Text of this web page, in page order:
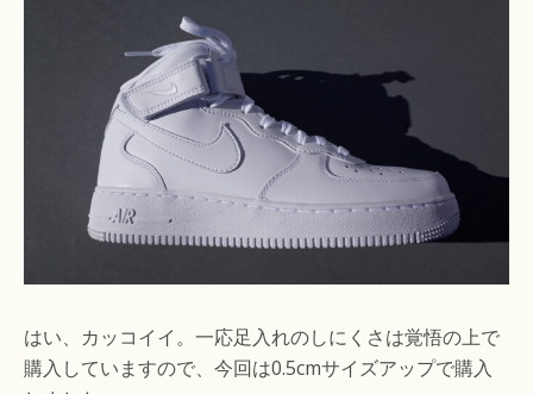
はい、カッコイイ。一応足入れのしにくさは覚悟の上で
購入していますので、今回は0.5cmサイズアップで購入